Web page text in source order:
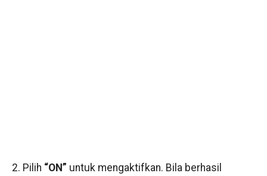
2. Pilih “ON” untuk mengaktifkan. Bila berhasil